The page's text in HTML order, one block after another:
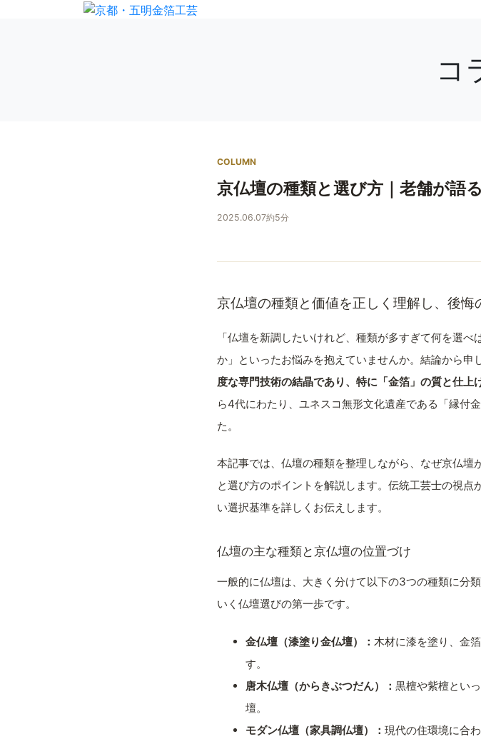
コ
COLUMN
京仏壇の種類と選び方｜老舗が語
2025.06.07約5分
京仏壇の種類と価値を正しく理解し、後悔
「仏壇を新調したいけれど、種類が多すぎて何を選
か」といったお悩みを抱えていませんか。結論から申
度な専門技術の結晶であり、特に「金箔」の質と仕上
ら4代にわたり、ユネスコ無形文化遺産である「縁付
た。
本記事では、仏壇の種類を整理しながら、なぜ京仏
と選び方のポイントを解説します。伝統工芸士の視
い選択基準を詳しくお伝えします。
仏壇の主な種類と京仏壇の位置づけ
一般的に仏壇は、大きく分けて以下の3つの種類に分
いく仏壇選びの第一歩です。
金仏壇（漆塗り金仏壇）： 木材に漆を塗り、金
す。
唐木仏壇（からきぶつだん）： 黒檀や紫檀とい
壇。
モダン仏壇（家具調仏壇）： 現代の住環境に合